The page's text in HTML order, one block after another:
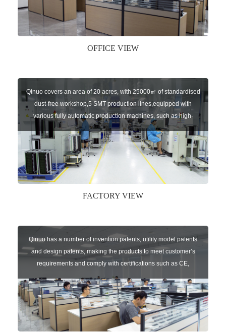
independent brands: U-CONTROL, U-SENSORS, U-
AUTOGATES and U-AUTOKEYS.
OFFICE VIEW
Qinuo covers an area of 20 acres, with 25000㎡ of standardised
dust-free workshop,5 SMT production lines,equipped with
various fully automatic production machines, such as high-
speed chip mounter,welding robots, and automatic screw
machines etc.
FACTORY VIEW
Qinuo has a number of invention patents, utility model patents
and design patents, making the products to meet customer’s
requirements and comply with certifications such as CE,
RoHS,WEEE, EN16005,FCC, IC etc.